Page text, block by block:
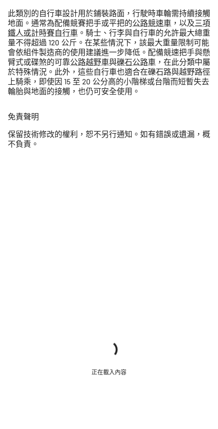
此類別的自行車設計用於鋪裝路面，行駛時車輪需持續接觸
地面。通常為配備競賽把手或平把的公路競速車 ，以及三項
鐵人或計時賽自行車 。騎士、行李與自行車的允許最大總重
量不得超過 120 公斤。在某些情況下，該最大重量限制可能
會依組件製造商的使用建議進一步降低。配備競速把手與懸
臂式或碟煞的可靠公路越野車與礫石公路車 ，在此分類中屬
於特殊情況。此外，這些自行車也適合在礫石路與越野路徑
上騎乘，即使因 15 至 20 公分高的小階梯或台階而短暫失去
輪胎與地面的接觸，也仍可安全使用。
免責聲明
保留技術修改的權利，恕不另行通知。如有錯誤或遺漏，概
不負責。
正在載入內容